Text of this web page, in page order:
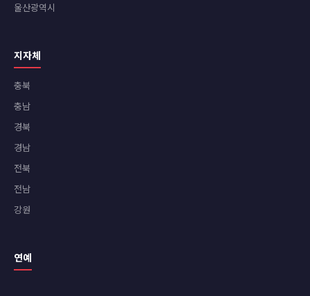
울산광역시
지자체
충북
충남
경북
경남
전북
전남
강원
연예